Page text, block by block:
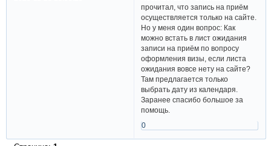
прочитал, что запись на приём
осуществляется только на сайте.
Но у меня один вопрос: Как
можно встать в лист ожидания
записи на приём по вопросу
оформления визы, если листа
ожидания вовсе нету на сайте?
Там предлагается только
выбрать дату из календаря.
Заранее спасибо большое за
помощь.
0